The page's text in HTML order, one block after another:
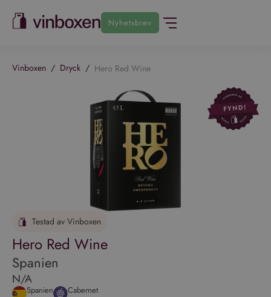
Nyhetsbrev
Vinboxen / Dryck / Hero Red Wine
Testad av Vinboxen
Hero Red Wine
Spanien
N/A
Spanien Cabernet